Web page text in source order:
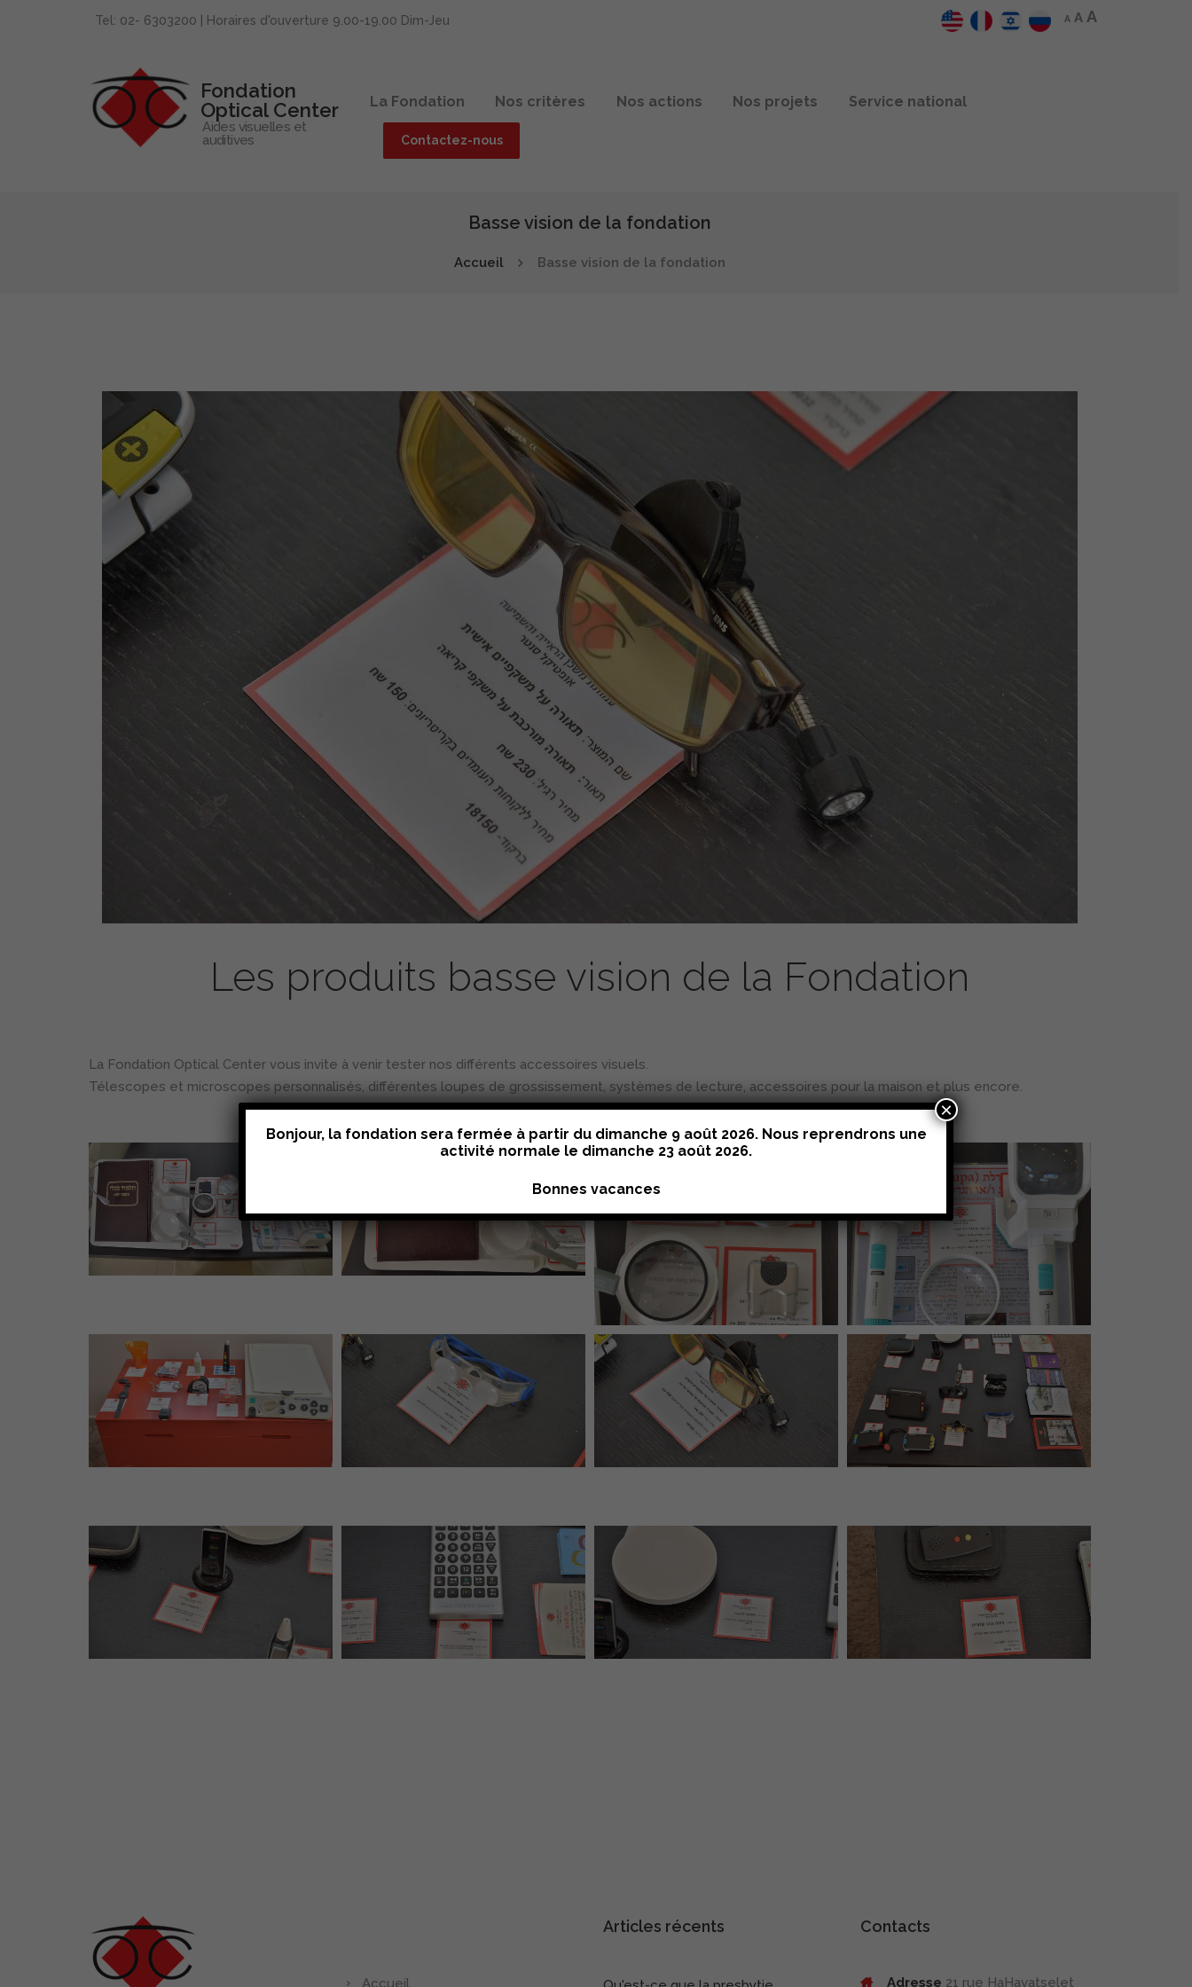
Tel: 02- 6303200 | Horaires d'ouverture 9.00-19.00 Dim-Jeu A A A
Fondation
Optical Center
Aides visuelles et
auditives
La Fondation Nos critères Nos actions Nos projets Service national
Contactez-nous
Basse vision de la fondation
Accueil Basse vision de la fondation
Les produits basse vision de la Fondation
La Fondation Optical Center vous invite à venir tester nos différents accessoires visuels.
Télescopes et microscopes personnalisés, différentes loupes de grossissement, systèmes de lecture, accessoires pour la maison et plus encore.
Accueil
Articles récents Contacts
Adresse 21 rue HaHavatselet
Bonjour, la fondation sera fermée à partir du dimanche 9 août 2026. Nous reprendrons une
activité normale le dimanche 23 août 2026.
Bonnes vacances
×